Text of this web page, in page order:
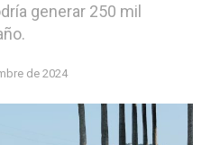
generar 250 mil
de 2024